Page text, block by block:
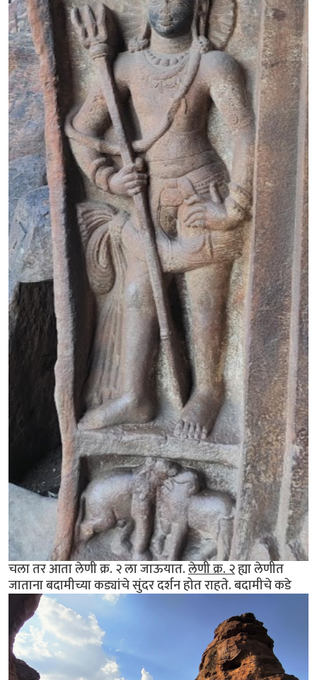
चला तर आता लेणी क्र. २ ला जाऊयात.लेणी क्र. २ह्या लेणीत
जाताना बदामीच्या कड्यांचे सुंदर दर्शन होत राहते. बदामीचे कडे